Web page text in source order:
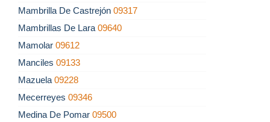
Mambrilla De Castrejón 09317
Mambrillas De Lara 09640
Mamolar 09612
Manciles 09133
Mazuela 09228
Mecerreyes 09346
Medina De Pomar 09500